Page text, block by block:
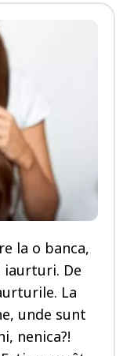
la o banca,
iaurturi. De
La
unde sunt
nenica?!